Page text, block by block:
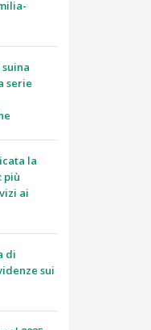
serie
la
più
ai
di
sui